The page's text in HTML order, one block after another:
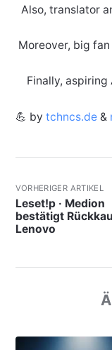
Also, translator
Moreover, big
Finally,
💪 by tchncs.de&
VORHERIGER ARTIKEL
Leset!p · Medion
bestätigt
Lenovo